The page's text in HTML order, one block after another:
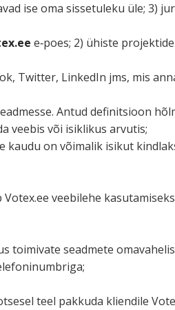
ise oma sisse­tuleku üle; 3)
e‑poes; 2) ühiste
Twitter, LinkedIn jms, mis
Antud definit­sioon
veebis või isiklikus arvutis;
on võimalik isikut
veebilehe
seadmete
teel pakkuda kliendile